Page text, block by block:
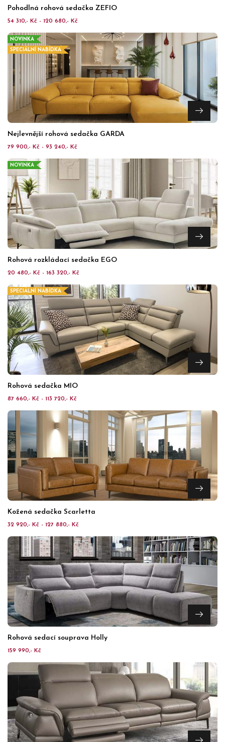
Pohodlná rohová sedačka ZEFIO
54 310,- Kč - 120 680,- Kč
NOVINKA
SPECIÁLNÍ NABÍDKA
Nejlevnější rohová sedačka GARDA
79 900,- Kč - 93 240,- Kč
NOVINKA
Rohová rozkládací sedačka EGO
20 480,- Kč - 163 320,- Kč
SPECIÁLNÍ NABÍDKA
Rohová sedačka MIO
87 660,- Kč - 113 720,- Kč
Kožená sedačka Scarletta
32 920,- Kč - 127 880,- Kč
Rohová sedací souprava Holly
159 990,- Kč